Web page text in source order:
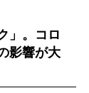
」。コロ
影響が大